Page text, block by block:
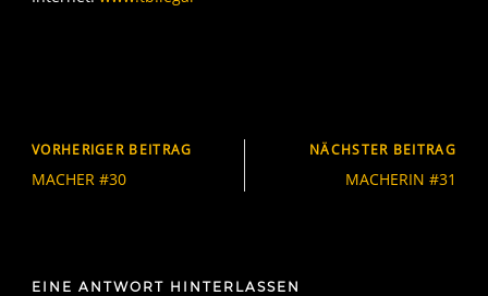
VORHERIGER BEITRAG
MACHER #30
NÄCHSTER BEITRAG
MACHERIN #31
EINE ANTWORT HINTERLASSEN